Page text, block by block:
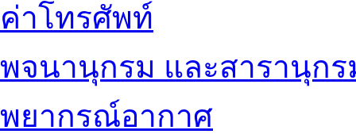
ค่าโทรศัพท์
พจนานุกรม และสารานุกร
พยากรณ์อากาศ